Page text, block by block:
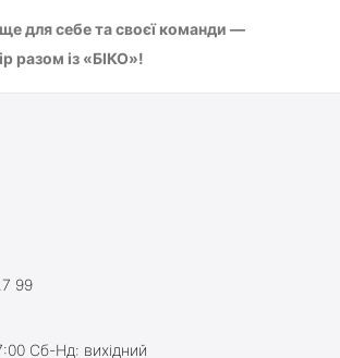
для себе та своєї команди —
разом із «БІКО»!
99
Сб-Нд: вихідний